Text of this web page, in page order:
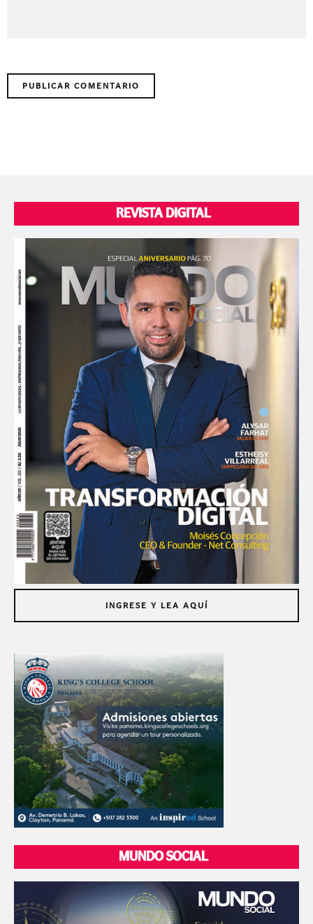
REVISTA DIGITAL
INGRESE Y LEA AQUÍ
MUNDO SOCIAL